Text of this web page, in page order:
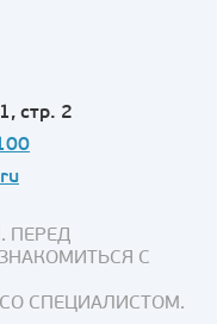
стр. 2
ПЕРЕД
С
СО СПЕЦИАЛИСТОМ.